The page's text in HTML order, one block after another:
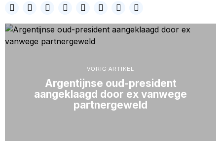
VORIG ARTIKEL
Argentijnse oud-president
aangeklaagd door ex vanwege
partnergeweld